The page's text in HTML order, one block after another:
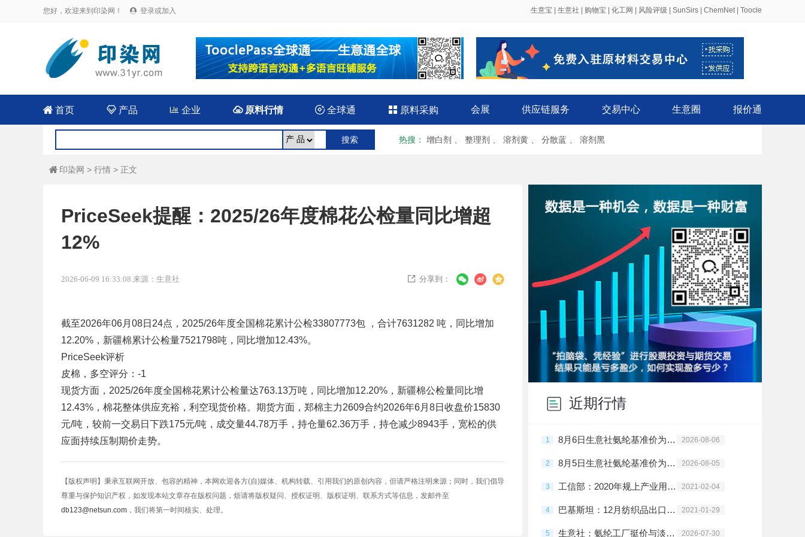
您好，欢迎来到印染网！  登录或加入 生意宝 生意社 购物宝 化工网 风险评级 SunSirs ChemNet| Toocle
 首页 产品  企业 原料行情  全球通  原料采购 会展 供应链服务 交易中心 生意圈 报价通
热搜 ： 增白剂 整理剂 溶剂黄 分散蓝 溶剂黑
 印染网 > 行情 > 正文
PriceSeek提醒：2025/26年度棉花公检量同比增超
12%
2026-06-09 16:33:08 来源：生意社  分享到：
截至2026年06月08日24点，2025/26年度全国棉花累计公检33807773包 ，合计7631282 吨，同比增加
12.20%，新疆棉累计公检量7521798吨，同比增加12.43%。
PriceSeek评析
皮棉，多空评分：-1
现货方面，2025/26年度全国棉花累计公检量达763.13万吨，同比增加12.20%，新疆棉公检量同比增
12.43%，棉花整体供应充裕，利空现货价格。期货方面，郑棉主力2609合约2026年6月8日收盘价15830
元/吨，较前一交易日下跌175元/吨，成交量44.78万手，持仓量62.36万手，持仓减少8943手，宽松的供
应面持续压制期价走势。
【版权声明】秉承互联网开放、包容的精神，本网欢迎各方(自)媒体、机构转载、引用我们的原创内容，但请严格注明来源；同时，我们倡导
尊重与保护知识产权，如发现本站文章存在版权问题，烦请将版权疑问、授权证明、版权证明、联系方式等信息，发邮件至
db123@netsun.com ，我们将第一时间核实、处理。
近期行情
1 8月6日生意社氨纶基准价为29666.67元/吨 2026-08-06
2 8月5日生意社氨纶基准价为29666.67元/吨 2026-08-05
3 工信部：2020年规上产业用纺织品企业利润同比增203.2% 2021-02-04
4 巴基斯坦：12月纺织品出口劲增 棉花需求旺盛 2021-01-29
5 生意社：氨纶工厂挺价与淡季博弈 7月市场陷入僵持 2026-07-30